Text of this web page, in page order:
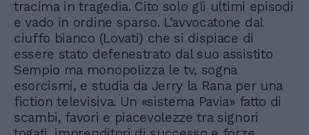
tracima in tragedia. Cito solo gli ultimi episodi
e vado in ordine sparso. L’avvocatone dal
ciuffo bianco (Lovati) che si dispiace di
essere stato defenestrato dal suo assistito
Sempio ma monopolizza le tv, sogna
esorcismi, e studia da Jerry la Rana per una
fiction televisiva. Un «sistema Pavia» fatto di
scambi, favori e piacevolezze tra signori